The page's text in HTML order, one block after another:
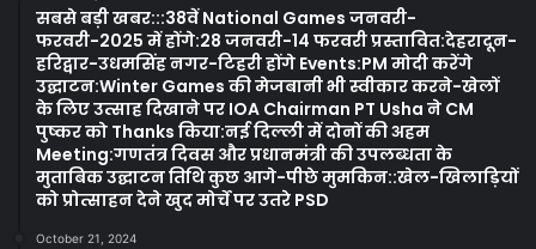
सबसे बड़ी खबर:::38वें National Games जनवरी-
फरवरी-2025 में होंगे:28 जनवरी-14 फरवरी प्रस्तावित:देहरादून-
हरिद्वार-उधमसिंह नगर-टिहरी होंगे Events:PM मोदी करेंगे
उद्घाटन:Winter Games की मेजबानी भी स्वीकार करने-खेलों
के लिए उत्साह दिखाने पर IOA Chairman PT Usha ने CM
पुष्कर को Thanks किया:नई दिल्ली में दोनों की अहम
Meeting:गणतंत्र दिवस और प्रधानमंत्री की उपलब्धता के
मुताबिक उद्घाटन तिथि कुछ आगे-पीछे मुमकिन::खेल-खिलाड़ियों
को प्रोत्साहन देने खुद मोर्चे पर उतरे PSD
October 21, 2024